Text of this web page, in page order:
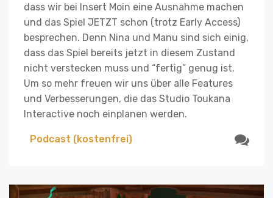
dass wir bei Insert Moin eine Ausnahme machen
und das Spiel JETZT schon (trotz Early Access)
besprechen. Denn Nina und Manu sind sich einig,
dass das Spiel bereits jetzt in diesem Zustand
nicht verstecken muss und “fertig” genug ist.
Um so mehr freuen wir uns über alle Features
und Verbesserungen, die das Studio Toukana
Interactive noch einplanen werden.
Podcast (kostenfrei)